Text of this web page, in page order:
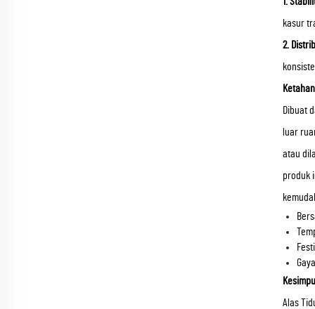
kasur
2.
Dibuat
luar
atau
produk
Alas